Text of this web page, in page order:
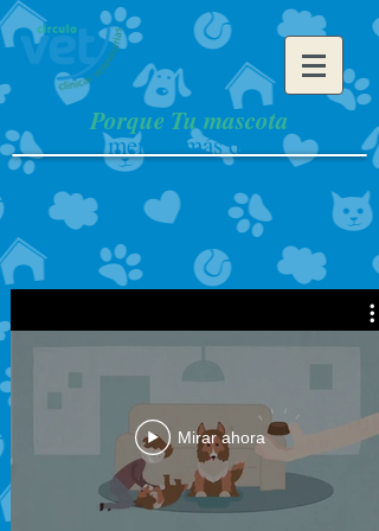
Porque Tu mascota
merece más de ti
Mirar ahora